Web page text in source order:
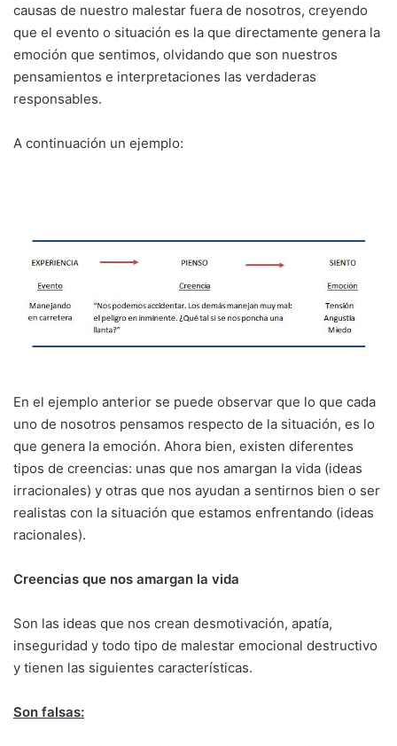
causas de nuestro malestar fuera de nosotros, creyendo
que el evento o situación es la que directamente genera la
emoción que sentimos, olvidando que son nuestros
pensamientos e interpretaciones las verdaderas
responsables.
A continuación un ejemplo:
En el ejemplo anterior se puede observar que lo que cada
uno de nosotros pensamos respecto de la situación, es lo
que genera la emoción. Ahora bien, existen diferentes
tipos de creencias: unas que nos amargan la vida (ideas
irracionales) y otras que nos ayudan a sentirnos bien o ser
realistas con la situación que estamos enfrentando (ideas
racionales).
Creencias que nos amargan la vida
Son las ideas que nos crean desmotivación, apatía,
inseguridad y todo tipo de malestar emocional destructivo
y tienen las siguientes características.
Son falsas: